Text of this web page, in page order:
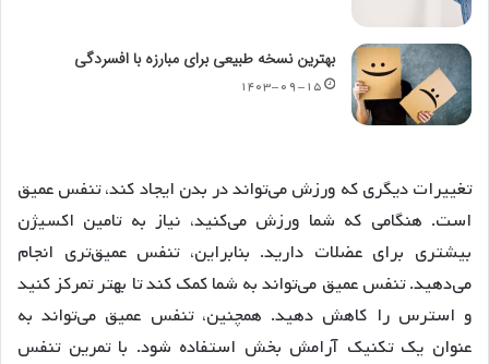
بهترین نسخه طبیعی برای مبارزه با افسردگی
۱۴۰۳-۰۹-۱۵
تغییرات دیگری که ورزش می‌تواند در بدن ایجاد کند، تنفس عمیق
است. هنگامی که شما ورزش می‌کنید، نیاز به تامین اکسیژن
بیشتری برای عضلات دارید. بنابراین، تنفس عمیق‌تری انجام
می‌دهید. تنفس عمیق می‌تواند به شما کمک کند تا بهتر تمرکز کنید
و استرس را کاهش دهید. همچنین، تنفس عمیق می‌تواند به
عنوان یک تکنیک آرامش بخش استفاده شود. با تمرین تنفس